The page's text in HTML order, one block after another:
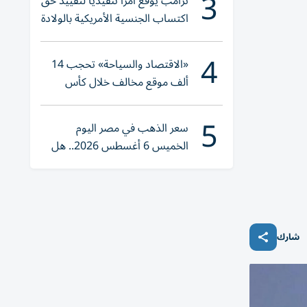
شارك
اكتساب الجنسية الأمريكية بالولادة
4 «الاقتصاد والسياحة» تحجب 14
ألف موقع مخالف خلال كأس
العالم 2026
5 سعر الذهب في مصر اليوم
الخميس 6 أغسطس 2026.. هل